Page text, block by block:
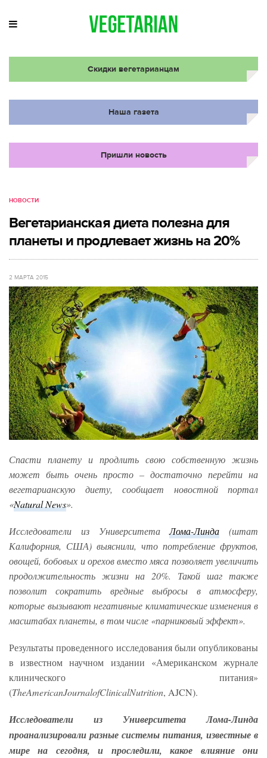
Скидки вегетарианцам
Наша газета
Пришли новость
НОВОСТИ
Вегетарианская диета полезна для
планеты и продлевает жизнь на 20%
2 МАРТА 2015
Спасти планету и продлить свою собственную жизнь
может быть очень просто – достаточно перейти на
вегетарианскую диету, сообщает новостной портал
«Natural News».
Исследователи из УниверситетаЛома-Линда (штат
Калифорния, США) выяснили, что потребление фруктов,
овощей, бобовых и орехов вместо мяса позволяет увеличить
продолжительность жизни на 20%. Такой шаг также
позволит сократить вредные выбросы в атмосферу,
которые вызывают негативные климатические изменения в
масштабах планеты, в том числе «парниковый эффект».
Результаты проведенного исследования были опубликованы
в известном научном издании «Американском журнале
клинического питания»
(TheAmericanJournalofClinicalNutrition, AJCN).
Исследователи из Университета Лома-Линда
проанализировали разные системы питания, известные в
мире на сегодня, и проследили, какое влияние они